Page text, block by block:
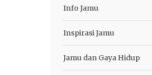
Info Jamu
Inspirasi Jamu
Jamu dan Gaya Hidup